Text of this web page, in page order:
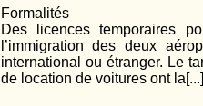
Formalités
Des licences temporaires
l’immigration des deux
international ou étranger. Le
de location de voitures ont la[...]